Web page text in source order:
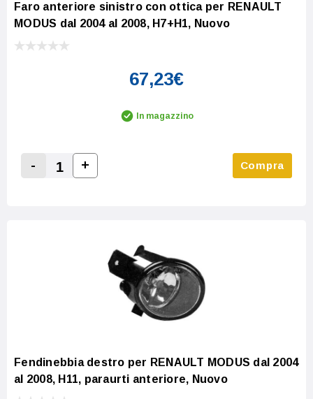
Faro anteriore sinistro con ottica per RENAULT
MODUS dal 2004 al 2008, H7+H1, Nuovo
67,23€
In magazzino
Decrease Quantity:
-
Increase Quantity:
+ Compra
Fendinebbia destro per RENAULT MODUS dal 2004
al 2008, H11, paraurti anteriore, Nuovo